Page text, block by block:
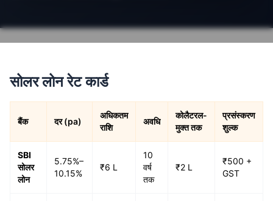
सोलर लोन रेट कार्ड
बैंक दर (pa)
अधिकतम
राशि
अवधि
कोलैटरल-
मुक्त तक
प्रसंस्करण
शुल्क
SBI
सोलर
लोन
5.75%–
10.15%
₹6 L
10
वर्ष
तक
₹2 L
₹500 +
GST